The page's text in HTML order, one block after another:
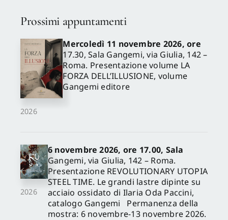
Prossimi appuntamenti
2026
Mercoledì 11 novembre 2026, ore
17.30, Sala Gangemi, via Giulia, 142 –
Roma. Presentazione volume LA
FORZA DELL’ILLUSIONE, volume
Gangemi editore
2026
6 novembre 2026, ore 17.00, Sala
Gangemi, via Giulia, 142 – Roma.
Presentazione REVOLUTIONARY UTOPIA
STEEL TIME. Le grandi lastre dipinte su
acciaio ossidato di Ilaria Oda Paccini,
catalogo Gangemi Permanenza della
mostra: 6 novembre-13 novembre 2026.